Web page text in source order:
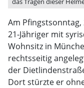
Am Pfingstsonntag,
21-Jähriger mit
Wohnsitz in
rechtsseitig
der
Dort stürzte er